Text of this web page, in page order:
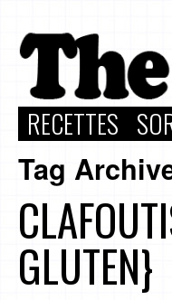
RECETTES
Tag
GLUTEN}